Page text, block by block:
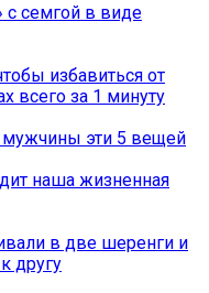
с семгой в виде
избавиться от
всего за 1 минуту
мужчины эти 5 вещей
наша жизненная
в две шеренги и
другу